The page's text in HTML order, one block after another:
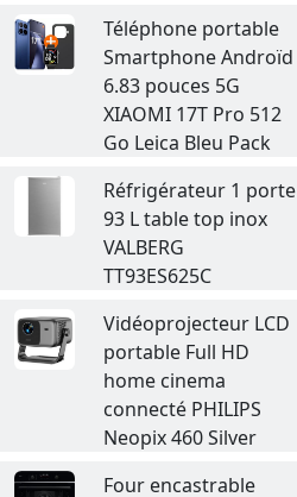
Téléphone portable
Smartphone Androïd
6.83 pouces 5G
XIAOMI 17T Pro 512
Go Leica Bleu Pack
Réfrigérateur 1 porte
93 L table top inox
VALBERG
TT93ES625C
Vidéoprojecteur LCD
portable Full HD
home cinema
connecté PHILIPS
Neopix 460 Silver
Four encastrable